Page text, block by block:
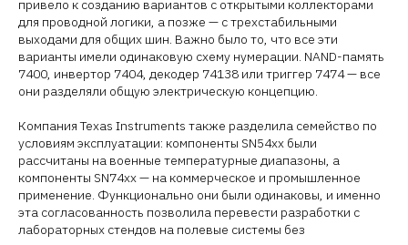
привело к созданию вариантов с открытыми коллекторами
для проводной логики, а позже — с трехстабильными
выходами для общих шин. Важно было то, что все эти
варианты имели одинаковую схему нумерации. NAND-память
7400, инвертор 7404, декодер 74138 или триггер 7474 — все
они разделяли общую электрическую концепцию.
Компания Texas Instruments также разделила семейство по
условиям эксплуатации: компоненты SN54xx были
рассчитаны на военные температурные диапазоны, а
компоненты SN74xx — на коммерческое и промышленное
применение. Функционально они были одинаковы, и именно
эта согласованность позволила перевести разработки с
лабораторных стендов на полевые системы без